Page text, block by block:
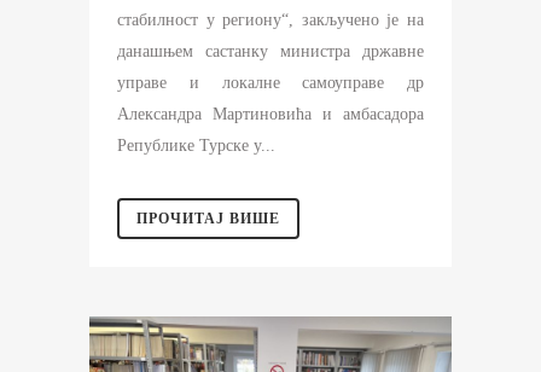
стабилност у региону“, закључено је на
данашњем састанку министра државне
управе и локалне самоуправе др
Александра Мартиновића и амбасадора
Републике Турске у...
ПРОЧИТАЈ ВИШЕ